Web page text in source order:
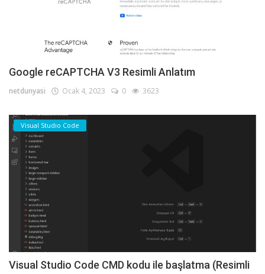
Google reCAPTCHA V3 Resimli Anlatım
netdunyasi Ocak 4, 2023 0 3623
Visual Studio Code
Visual Studio Code CMD kodu ile başlatma (Resimli